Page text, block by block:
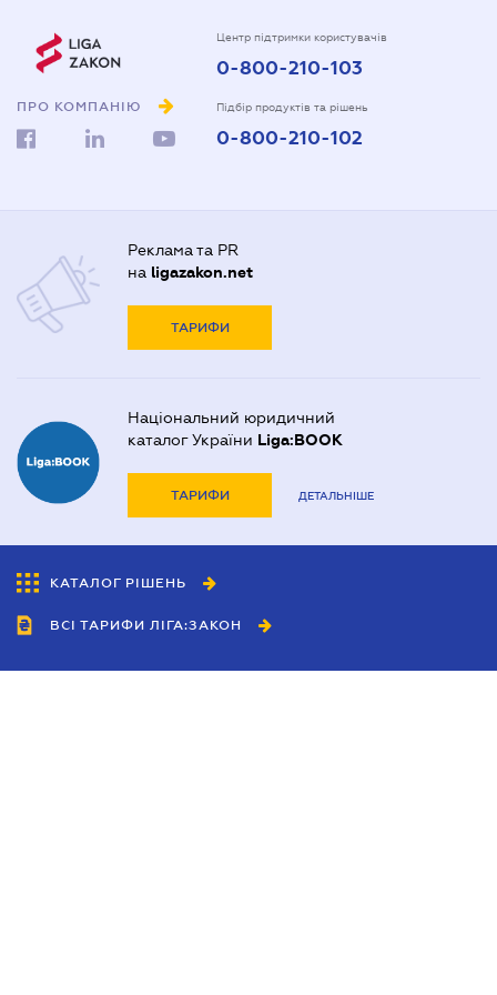
ПРО КОМПАНІЮ
Центр підтримки користувачів
0-800-210-103
Підбір продуктів та рішень
0-800-210-102
Реклама та PR
на ligazakon.net
ТАРИФИ
Національний юридичний
каталог України Liga:BOOK
ТАРИФИ ДЕТАЛЬНІШЕ
КАТАЛОГ РІШЕНЬ
ВСІ ТАРИФИ ЛІГА:ЗАКОН